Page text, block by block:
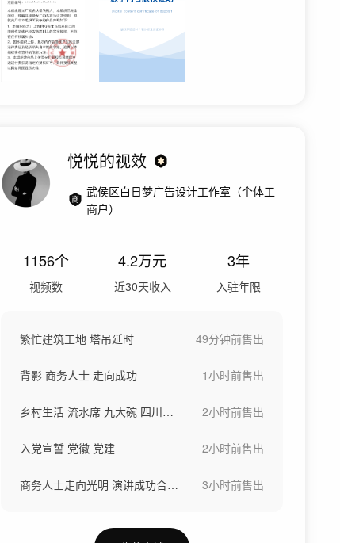
悦悦的视效
武侯区白日梦广告设计工作室（个体工
商户）
1156个
视频数
4.2万元
近30天收入
3年
入驻年限
繁忙建筑工地 塔吊延时 49分钟前售出
背影 商务人士 走向成功 1小时前售出
乡村生活 流水席 九大碗 四川春节 2小时前售出
入党宣誓 党徽 党建 2小时前售出
商务人士走向光明 演讲成功合作握手 3小时前售出